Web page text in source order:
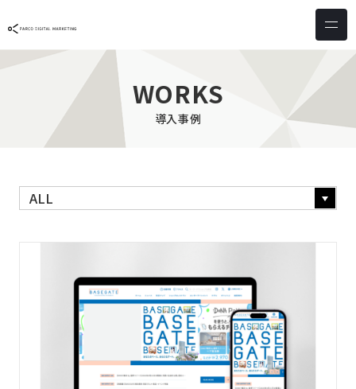
サービス & ソリューション
PICTONA
PDM XR
デジタルサイネージ
しふとん
ウェブアクセシビリティ
店頭
ショッピング
スキルアップ
お客様の声
クライアント一覧
WORKS
導入事例